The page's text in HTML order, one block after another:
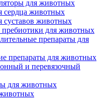
для животных
сердца животных
суставов животных
для животных
препараты для
препараты для животных
и перевязочный
для животных